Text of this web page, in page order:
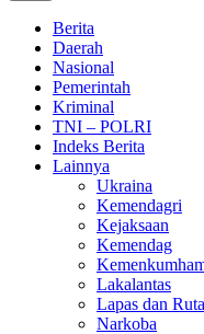
Berita
Daerah
Nasional
Pemerintah
Kriminal
TNI – POLRI
Indeks Berita
Lainnya
Ukraina
Kemendagri
Kejaksaan
Kemendag
Lakalantas
Lapas dan
Narkoba